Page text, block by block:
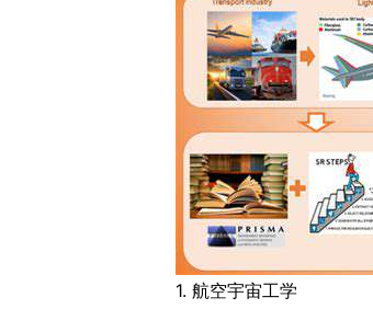
1. 航空宇宙工学